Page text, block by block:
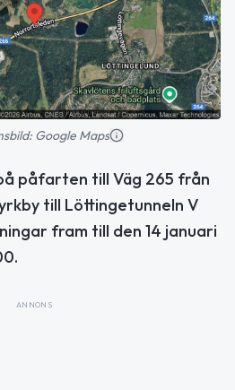
Google Maps
påfarten till Väg 265 från
till Löttingetunneln V
fram till den 14 januari
ANNONS